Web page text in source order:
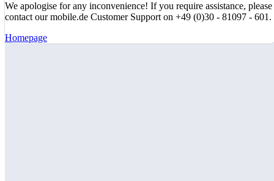
We apologise for any inconvenience! If you require assistance, please
contact our mobile.de Customer Support on +49 (0)30 - 81097 - 601.
Homepage